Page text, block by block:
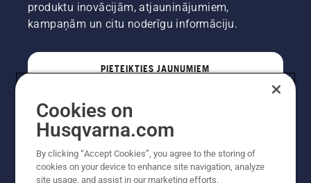
produktu inovācijām, atjauninājumiem,
kampaņām un citu noderīgu informāciju.
PIETEIKTIES JAUNUMIEM
Cookies on
Husqvarna.com
By clicking “Accept Cookies”, you agree to the storing of
cookies on your device to enhance site navigation, analyze
site usage, and assist in our marketing efforts.